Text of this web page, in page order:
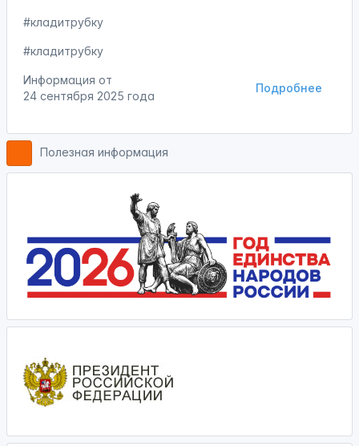
#кладитрубку
#кладитрубку
Подробнее
Информация от
24 сентября 2025 года
Полезная информация